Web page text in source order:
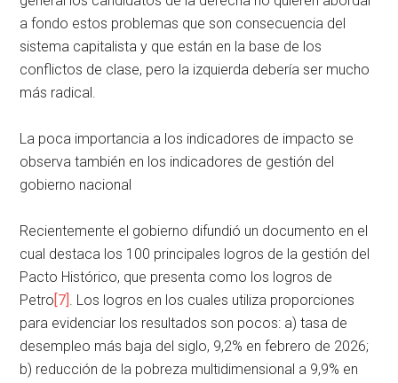
a fondo estos problemas que son consecuencia del
sistema capitalista y que están en la base de los
conflictos de clase, pero la izquierda debería ser mucho
más radical.
La poca importancia a los indicadores de impacto se
observa también en los indicadores de gestión del
gobierno nacional
Recientemente el gobierno difundió un documento en el
cual destaca los 100 principales logros de la gestión del
Pacto Histórico, que presenta como los logros de
Petro[7]. Los logros en los cuales utiliza proporciones
para evidenciar los resultados son pocos: a) tasa de
desempleo más baja del siglo, 9,2% en febrero de 2026;
b) reducción de la pobreza multidimensional a 9,9% en